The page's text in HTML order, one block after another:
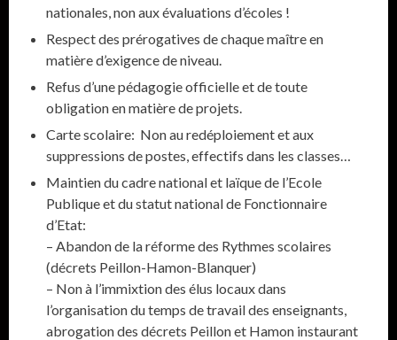
nationales, non aux évaluations d’écoles !
Respect des prérogatives de chaque maître en
matière d’exigence de niveau.
Refus d’une pédagogie officielle et de toute
obligation en matière de projets.
Carte scolaire: Non au redéploiement et aux
suppressions de postes, effectifs dans les classes…
Maintien du cadre national et laïque de l’Ecole
Publique et du statut national de Fonctionnaire
d’Etat:
– Abandon de la réforme des Rythmes scolaires
(décrets Peillon-Hamon-Blanquer)
– Non à l’immixtion des élus locaux dans
l’organisation du temps de travail des enseignants,
abrogation des décrets Peillon et Hamon instaurant